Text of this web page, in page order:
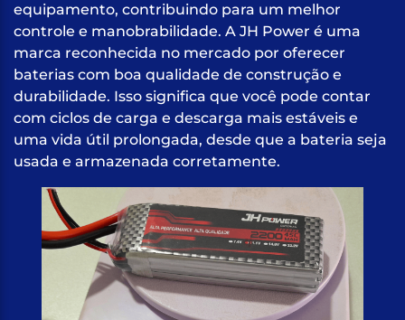
equipamento, contribuindo para um melhor
controle e manobrabilidade. A JH Power é uma
marca reconhecida no mercado por oferecer
baterias com boa qualidade de construção e
durabilidade. Isso significa que você pode contar
com ciclos de carga e descarga mais estáveis e
uma vida útil prolongada, desde que a bateria seja
usada e armazenada corretamente.